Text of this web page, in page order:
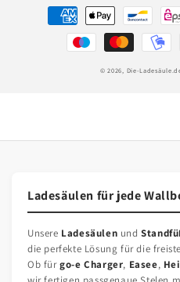
Zahlungsmethoden
© 2026, Die-
Ladesäulen für jede
Unsere Ladesäulen und
die perfekte Lösung für die
Ob fürgo-e Charger, Easee,